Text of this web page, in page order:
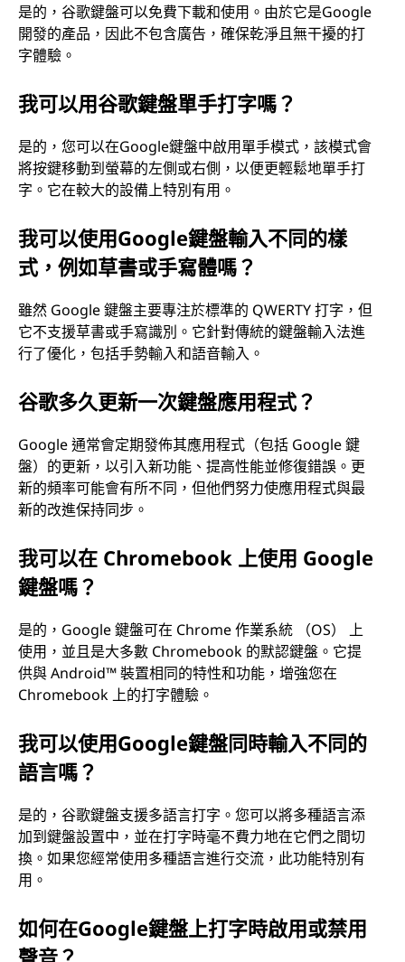
是的，谷歌鍵盤可以免費下載和使用。由於它是Google
開發的產品，因此不包含廣告，確保乾淨且無干擾的打
字體驗。
我可以用谷歌鍵盤單手打字嗎？
是的，您可以在Google鍵盤中啟用單手模式，該模式會
將按鍵移動到螢幕的左側或右側，以便更輕鬆地單手打
字。它在較大的設備上特別有用。
我可以使用Google鍵盤輸入不同的樣
式，例如草書或手寫體嗎？
雖然 Google 鍵盤主要專注於標準的 QWERTY 打字，但
它不支援草書或手寫識別。它針對傳統的鍵盤輸入法進
行了優化，包括手勢輸入和語音輸入。
谷歌多久更新一次鍵盤應用程式？
Google 通常會定期發佈其應用程式（包括 Google 鍵
盤）的更新，以引入新功能、提高性能並修復錯誤。更
新的頻率可能會有所不同，但他們努力使應用程式與最
新的改進保持同步。
我可以在 Chromebook 上使用 Google
鍵盤嗎？
是的，Google 鍵盤可在 Chrome 作業系統 （OS） 上
使用，並且是大多數 Chromebook 的默認鍵盤。它提
供與 Android™ 裝置相同的特性和功能，增強您在
Chromebook 上的打字體驗。
我可以使用Google鍵盤同時輸入不同的
語言嗎？
是的，谷歌鍵盤支援多語言打字。您可以將多種語言添
加到鍵盤設置中，並在打字時毫不費力地在它們之間切
換。如果您經常使用多種語言進行交流，此功能特別有
用。
如何在Google鍵盤上打字時啟用或禁用
聲音？